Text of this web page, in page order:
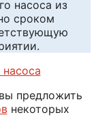
насоса из
сроком
предложить
некоторых